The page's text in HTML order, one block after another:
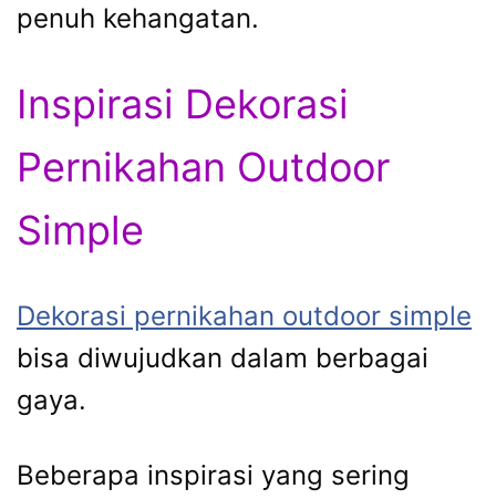
penuh kehangatan.
Inspirasi Dekorasi
Pernikahan Outdoor
Simple
Dekorasi pernikahan outdoor simple
bisa diwujudkan dalam berbagai
gaya.
Beberapa inspirasi yang sering